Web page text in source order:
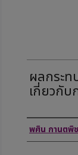
ผลกระ
เกี่ยวกับ
Author
พศิน กานตพิ